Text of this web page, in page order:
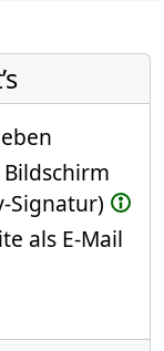
Signatur)
als E-Mail